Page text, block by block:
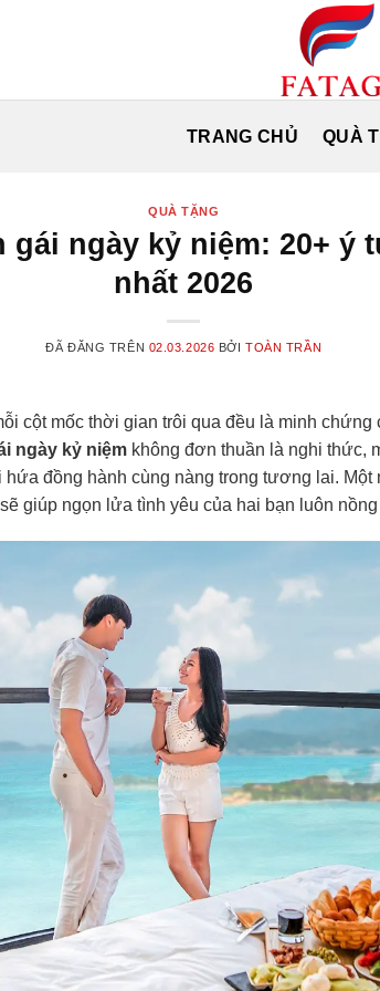
TRANG CHỦ QUÀ
QUÀ TẶNG
gái ngày kỷ niệm: 20+ ý
nhất 2026
ĐÃ ĐĂNG TRÊN 02.03.2026 BỞITOÀN TRẦN
cột mốc thời gian trôi qua đều là minh chứng
ngày kỷ niệm không đơn thuần là nghi thức,
đồng hành cùng nàng trong tương lai. Một
giúp ngọn lửa tình yêu của hai bạn luôn